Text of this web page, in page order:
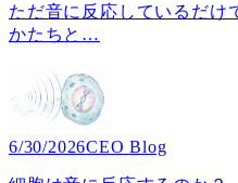
ただ音に反応しているだけ
かたちと …
6/30/2026CEO Blog